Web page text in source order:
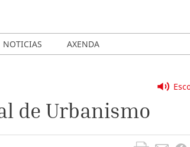
NOTICIAS AXENDA
de Urbanismo